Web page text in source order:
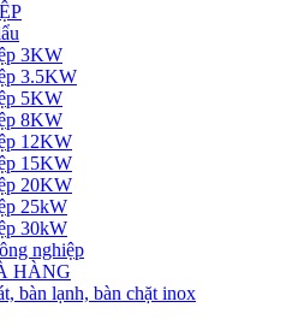
3KW
3.5KW
5KW
8KW
12KW
15KW
20KW
25kW
30kW
nghiệp
HÀNG
bàn lạnh, bàn chặt inox